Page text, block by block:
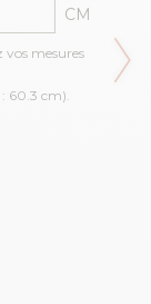
CM
vos mesures
60.3 cm).